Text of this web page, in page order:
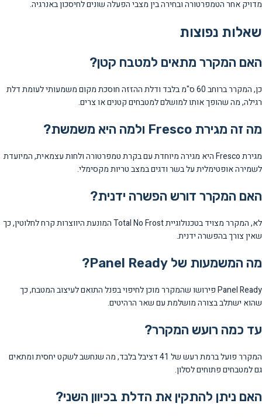
מדויק אחר הטמפרטורה ובחירה בין מצבי הפעלה שונים לחיסכון באנרגיה.
שאלות נפוצות
האם המקרר מתאים למטבח קטן?
כן, המקרר ברוחב 60 ס"מ בלבד ודלת ההזזה חוסכת מקום משמעותי לעומת דלת
רגילה, מה שהופך אותו למושלם למטבחים קטנים או צרים.
מה זה מגירת Fresco ולמה היא משמשת?
מגירת Fresco היא מגירה מיוחדת עם בקרת טמפרטורה ולחות עצמאית, המיועדת
לשמירה אופטימלית על בשר ודגים במצב טריות מקסימלי.
האם המקרר דורש הפשרה ידנית?
לא, המקרר מצויד בטכנולוגיית Total No Frost המונעת היווצרות קרח לחלוטין, כך
שאין צורך בהפשרה ידנית.
מה המשמעות של Panel Ready?
Panel Ready פירושו שהמקרר מוכן לחיפוי בפנל התואם לעיצוב המטבח, כך
שהוא ישתלב בצורה מושלמת עם שאר הרהיטים.
עד כמה רועש המקרר?
המקרר פועל ברמת רעש של 41 דציבל בלבד, מה שנחשב לשקט יחסית ומתאים
גם למטבחים פתוחים לסלון.
האם ניתן להתקין את הדלת בכיוון השני?